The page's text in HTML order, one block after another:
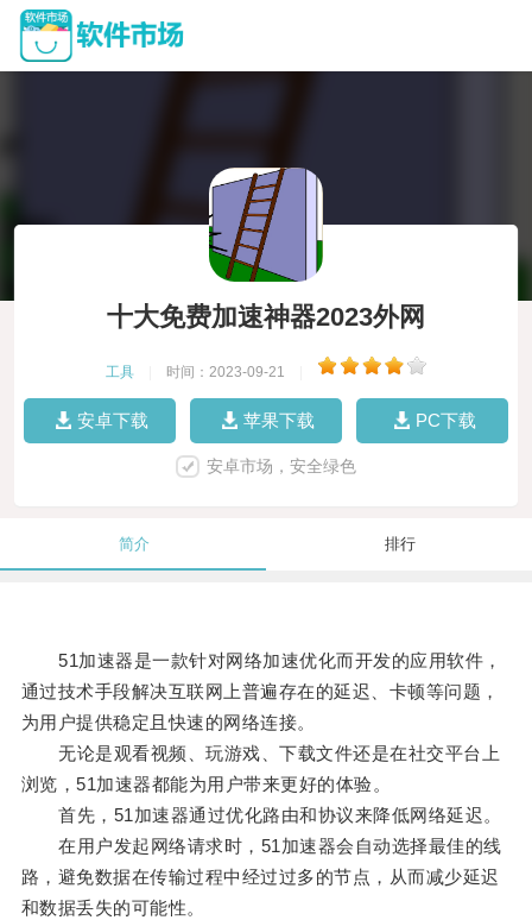
十大免费加速神器2023外网
工具 时间：2023-09-21
安卓下载 苹果下载 PC下载
安卓市场，安全绿色
简介 排行
51加速器是一款针对网络加速优化而开发的应用软件，
通过技术手段解决互联网上普遍存在的延迟、卡顿等问题，
为用户提供稳定且快速的网络连接。
无论是观看视频、玩游戏、下载文件还是在社交平台上
浏览，51加速器都能为用户带来更好的体验。
首先，51加速器通过优化路由和协议来降低网络延迟。
在用户发起网络请求时，51加速器会自动选择最佳的线
路，避免数据在传输过程中经过过多的节点，从而减少延迟
和数据丢失的可能性。